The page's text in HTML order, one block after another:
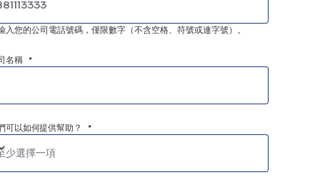
入您的公司電話號碼，僅限數字（不含空格、符號或連字號）。
名稱 *
可以如何提供幫助？ *
少選擇一項